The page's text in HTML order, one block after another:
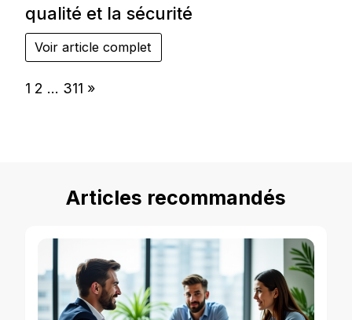
qualité et la sécurité
Voir article complet
Page:
1 2 … 311 Next
»
Articles recommandés